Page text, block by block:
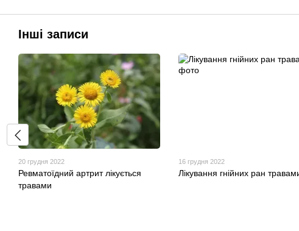
Інші записи
20 грудня 2022
Ревматоїдний артрит лікується
травами
16 грудня 2022
Лікування гнійних ран